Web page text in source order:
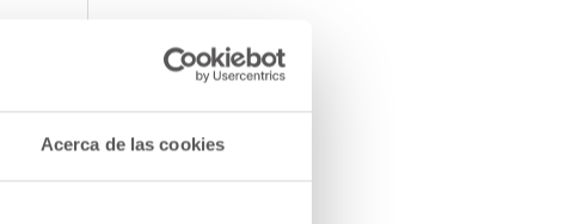
Acerca de las cookies